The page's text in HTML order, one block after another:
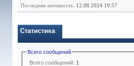
Последняя активность: 12.08.2024 19:57
Статистика
Всего сообщений
Всего сообщений: 1